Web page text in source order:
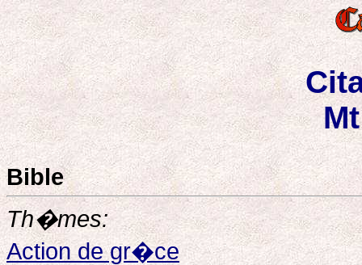
Bible
Th�mes:
Action de gr�ce